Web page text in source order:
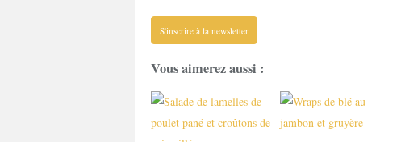
S'inscrire à la newsletter
Vous aimerez aussi :